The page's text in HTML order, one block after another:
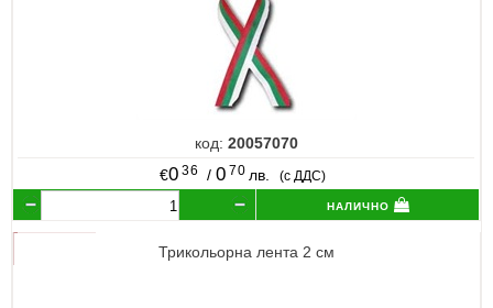
код: 20057070
€0 36 / 0 70 лв. (с ДДС)
налично
Трикольорна лента 2 см